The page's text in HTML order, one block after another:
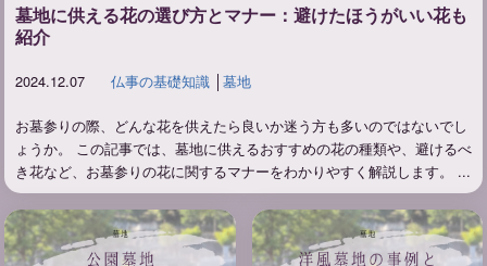
墓地に供える花の選び方とマナー：避けたほうがいい花も
紹介
2024.12.07 仏事の基礎知識│ 墓地
お墓参りの際、どんな花を供えたら良いか迷う方も多いのではないでし
ょうか。 この記事では、墓地に供えるおすすめの花の種類や、避けるべ
き花など、お墓参りの花に関するマナーをわかりやすく解説します。 ...